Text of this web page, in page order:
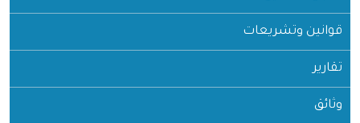
قوانين وتشريعات
تقارير
وثائق